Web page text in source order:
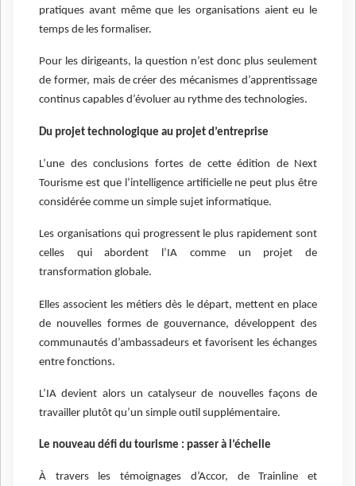
pratiques avant même que les organisations aient eu le
temps de les formaliser.
Pour les dirigeants, la question n’est donc plus seulement
de former, mais de créer des mécanismes d’apprentissage
continus capables d’évoluer au rythme des technologies.
Du projet technologique au projet d’entreprise
L’une des conclusions fortes de cette édition de Next
Tourisme est que l’intelligence artificielle ne peut plus être
considérée comme un simple sujet informatique.
Les organisations qui progressent le plus rapidement sont
celles qui abordent l’IA comme un projet de
transformation globale.
Elles associent les métiers dès le départ, mettent en place
de nouvelles formes de gouvernance, développent des
communautés d’ambassadeurs et favorisent les échanges
entre fonctions.
L’IA devient alors un catalyseur de nouvelles façons de
travailler plutôt qu’un simple outil supplémentaire.
Le nouveau défi du tourisme : passer à l’échelle
À travers les témoignages d’Accor, de Trainline et